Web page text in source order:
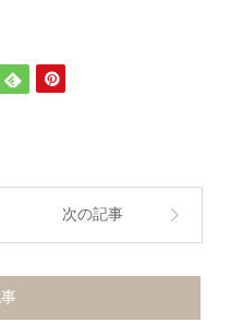
次の記事